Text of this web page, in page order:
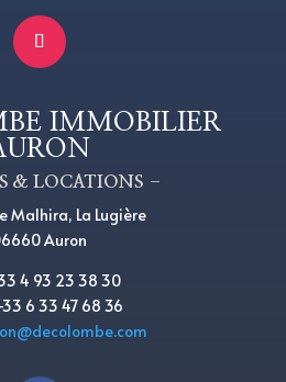
IMMOBILIER
& LOCATIONS –
Malhira, La Lugière
Auron
4 93 23 38 30
6 33 47 68 36